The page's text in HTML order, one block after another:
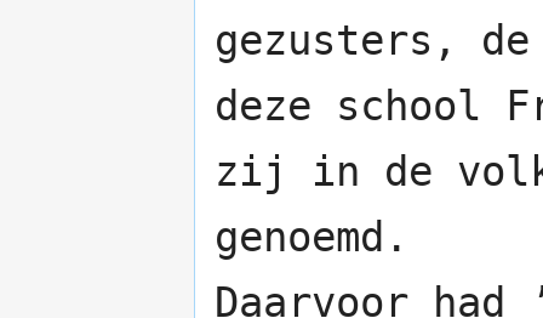
gezusters, de
deze school
zij in de
genoemd.
Daarvoor had